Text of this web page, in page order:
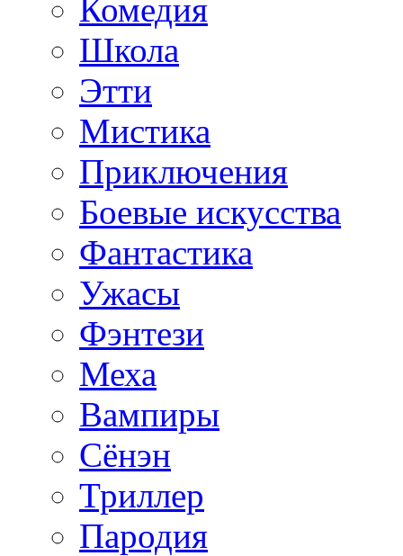
Комедия
Школа
Этти
Мистика
Приключения
Боевые искусства
Фантастика
Ужасы
Фэнтези
Меха
Вампиры
Сёнэн
Триллер
Пародия